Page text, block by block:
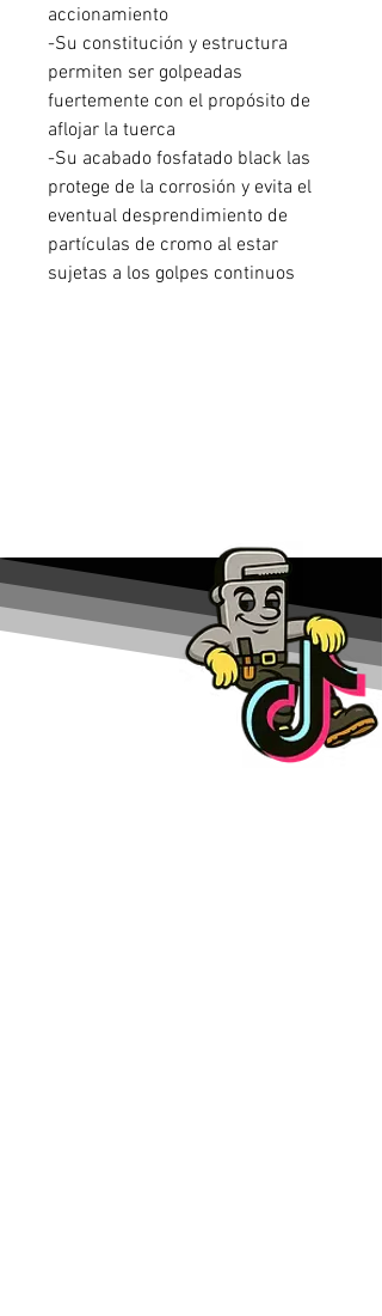
accionamiento
-Su constitución y estructura
permiten ser golpeadas
fuertemente con el propósito de
aflojar la tuerca
-Su acabado fosfatado black las
protege de la corrosión y evita el
eventual desprendimiento de
partículas de cromo al estar
sujetas a los golpes continuos